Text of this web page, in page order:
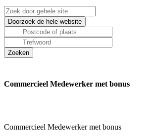
Commercieel Medewerker met bonus
Commercieel Medewerker met bonus